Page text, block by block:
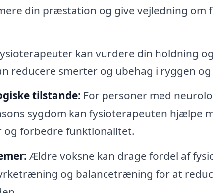
din præstation og give vejledning om
kan vurdere din holdning
reducere smerter og ubehag i ryggen og
tilstande: For personer med
sygdom kan fysioterapeuten hjælpe
forbedre funktionalitet.
Ældre voksne kan drage fordel af
og balancetræning for at